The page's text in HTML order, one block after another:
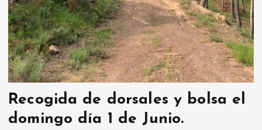
Recogida de dorsales y bolsa el
domingo día 1 de Junio.